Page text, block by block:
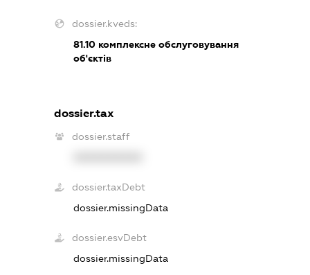
dossier.kveds:
81.10комплексне обслуговування
об'єктів
dossier.tax
dossier.staff
dossier.taxDebt
dossier.missingData
dossier.esvDebt
dossier.missingData